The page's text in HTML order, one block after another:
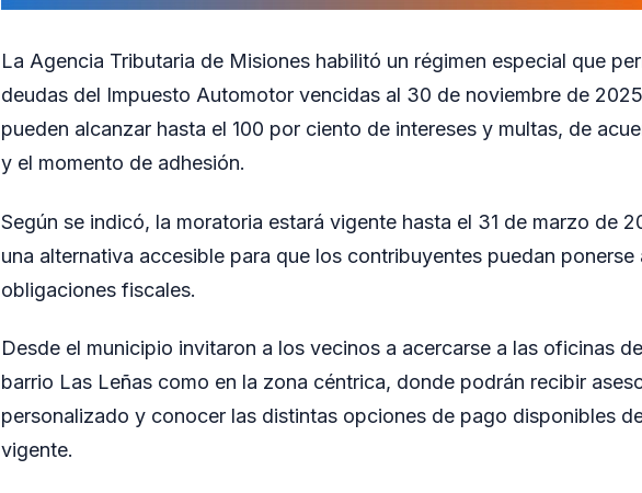
La Agencia Tributaria de Misiones habilitó un régimen especial que
deudas del Impuesto Automotor vencidas al 30 de noviembre de
pueden alcanzar hasta el 100 por ciento de intereses y multas, de
y el momento de adhesión.
Según se indicó, la moratoria estará vigente hasta el 31 de marzo de
una alternativa accesible para que los contribuyentes puedan ponerse
obligaciones fiscales.
Desde el municipio invitaron a los vecinos a acercarse a las oficinas
barrio Las Leñas como en la zona céntrica, donde podrán recibir
personalizado y conocer las distintas opciones de pago disponibles
vigente.